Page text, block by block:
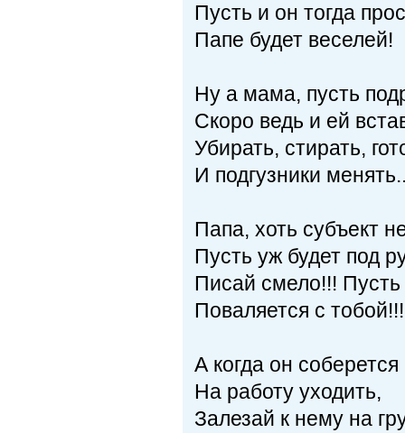
Пусть и он тогда
Папе будет веселей!
Ну а мама, пусть
Скоро ведь и ей
Убирать, стирать,
И подгузники
Папа, хоть субъект
Пусть уж будет под
Писай смело!!!
Поваляется с тобой!!!
А когда он соберется
На работу уходить,
Залезай к нему на